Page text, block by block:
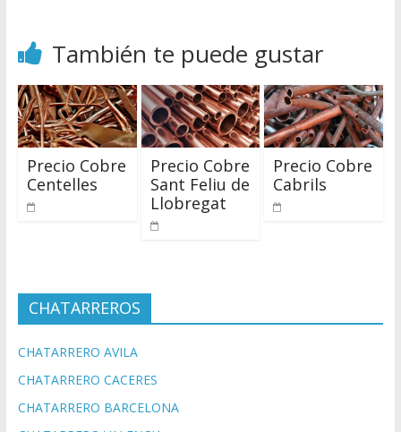
También te puede gustar
Precio Cobre
Centelles
Precio Cobre
Sant Feliu de
Llobregat
Precio Cobre
Cabrils
CHATARREROS
CHATARRERO AVILA
CHATARRERO CACERES
CHATARRERO BARCELONA